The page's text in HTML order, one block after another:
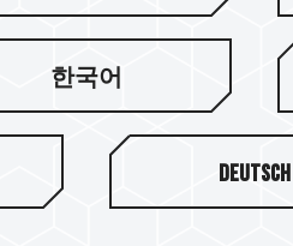
RGB 炫彩
T-FORCE DELTAα
DELTA RGB DDR4
한국어
Deutsch